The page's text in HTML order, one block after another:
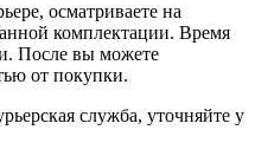
осматриваете на
комплектации. Время
После вы можете
от покупки.
служба, уточняйте у